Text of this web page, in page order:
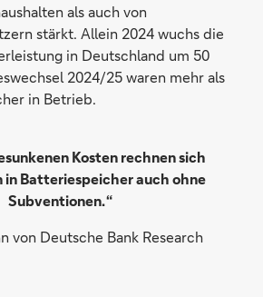
als auch von
stärkt. Allein 2024 wuchs die
in Deutschland um 50
2024/25 waren mehr als
in Betrieb.
Kosten rechnen sich
Batteriespeicher auch ohne
Subventionen. “
von Deutsche Bank Research